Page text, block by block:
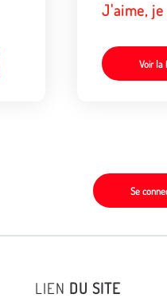
J'aime, je
Voir la
Se
LIEN DU SITE